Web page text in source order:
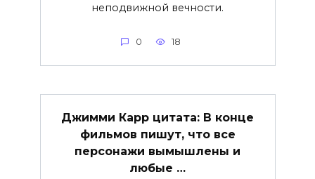
неподвижной вечности.
0 18
Джимми Карр цитата: В конце
фильмов пишут, что все
персонажи вымышлены и
любые …